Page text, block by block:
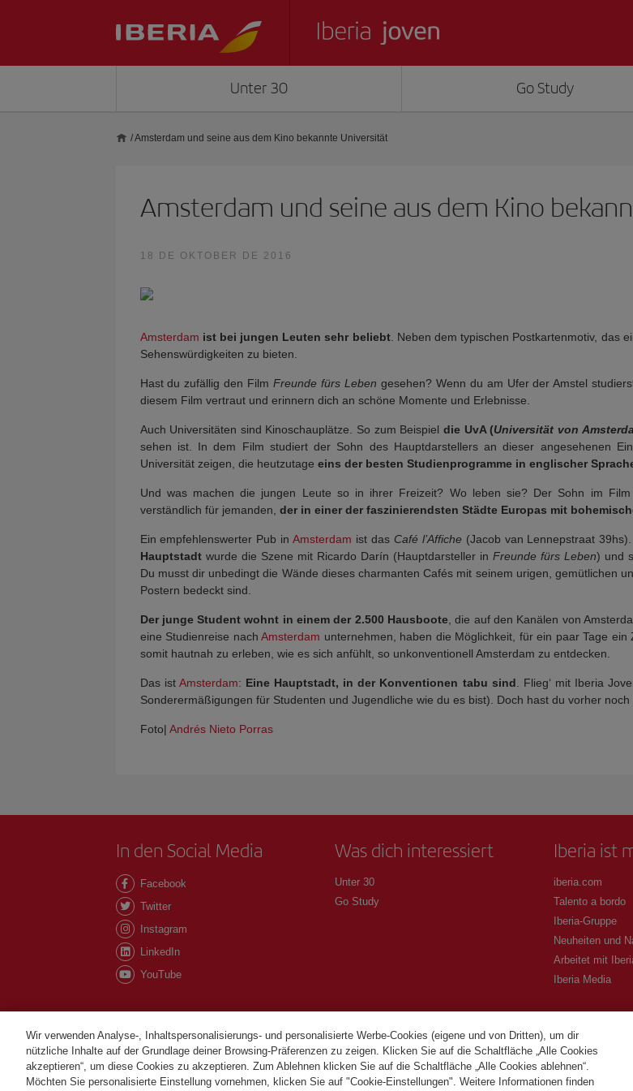
Unter 30 Go Study
/Amsterdam und seine aus dem Kino bekannte Universität
Amsterdam und seine aus dem Kino
18 DE OKTOBER DE 2016
Amsterdam ist bei jungen Leuten sehr beliebt. Neben dem typischen Postkartenmotiv, das
Sehenswürdigkeiten zu bieten.
Hast du zufällig den FilmFreunde fürs Leben gesehen? Wenn du am Ufer der Amstel
diesem Film vertraut und erinnern dich an schöne Momente und Erlebnisse.
Auch Universitäten sind Kinoschauplätze. So zum Beispiel die UvA (Universität von
sehen ist. In dem Film studiert der Sohn des Hauptdarstellers an dieser angesehenen
Universität zeigen, die heutzutage eins der besten Studienprogramme in englischer
Und was machen die jungen Leute so in ihrer Freizeit? Wo leben sie? Der Sohn im
verständlich für jemanden, der in einer der faszinierendsten Städte Europas mit
Ein empfehlenswerter Pub inAmsterdam ist das Café l’Affiche (Jacob van Lennepstraat
Hauptstadtwurde die Szene mit Ricardo Darín (Hauptdarsteller in Freunde fürs Leben) und
Du musst dir unbedingt die Wände dieses charmanten Cafés mit seinem urigen, gemütlichen
Postern bedeckt sind.
Der junge Student wohnt in einem der 2.500 Hausboote , die auf den Kanälen von
eine Studienreise nach Amsterdam unternehmen, haben die Möglichkeit, für ein paar Tage
somit hautnah zu erleben, wie es sich anfühlt, so unkonventionell Amsterdam zu entdecken.
Das ist Amsterdam: Eine Hauptstadt, in der Konventionen tabu sind . Flieg‘ mit Iberia
Sonderermäßigungen für Studenten und Jugendliche wie du es bist). Doch hast du vorher
Foto| Andrés Nieto Porras
In den Social Media
Facebook
Twitter
Instagram
LinkedIn
YouTube
Was dich interessiert
Unter 30
Go Study
Iberia ist
iberia.com
Talento a bordo
Iberia-Gruppe
Neuheiten und
Arbeitet mit
Iberia Media
©Iberia Joven 2026. Alle Rechte vorbehalten.
Wir verwenden Analyse-, Inhaltspersonalisierungs- und personalisierte Werbe-Cookies (eigene und von Dritten), um dir
nützliche Inhalte auf der Grundlage deiner Browsing-Präferenzen zu zeigen. Klicken Sie auf die Schaltfläche „Alle Cookies
akzeptieren“, um diese Cookies zu akzeptieren. Zum Ablehnen klicken Sie auf die Schaltfläche „Alle Cookies ablehnen“.
Möchten Sie personalisierte Einstellung vornehmen, klicken Sie auf "Cookie-Einstellungen". Weitere Informationen finden